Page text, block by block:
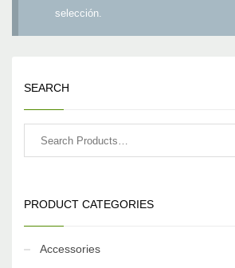
selección.
SEARCH
PRODUCT CATEGORIES
Accessories